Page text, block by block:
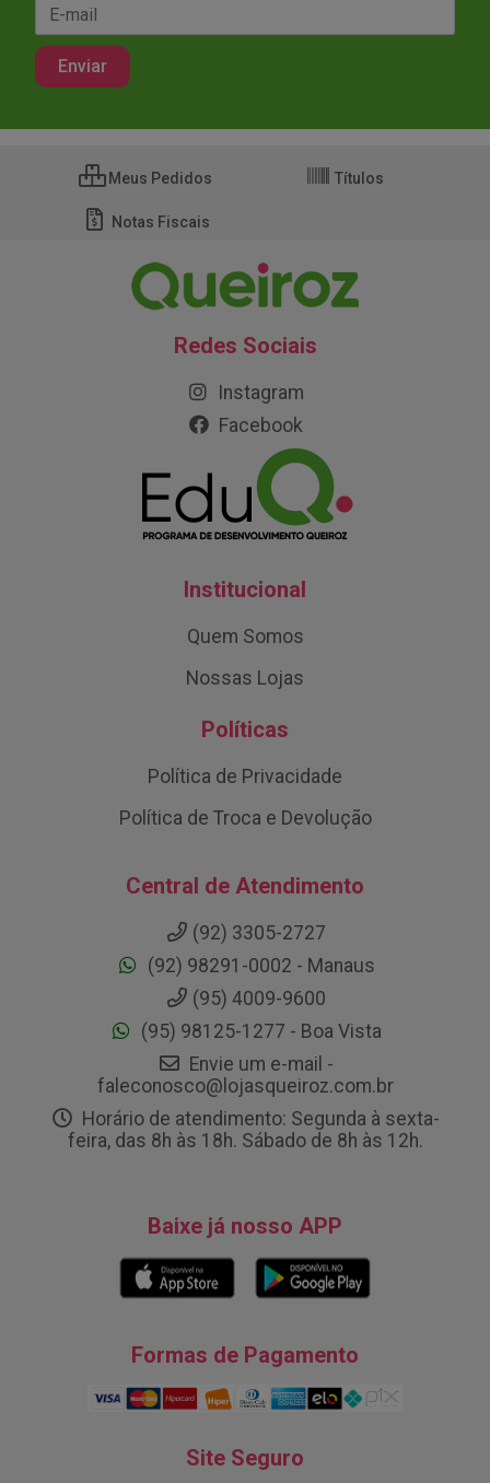
Meus Pedidos Títulos
Notas Fiscais
Redes Sociais
Instagram
Facebook
Institucional
Quem Somos
Nossas Lojas
Políticas
Política de Privacidade
Política de Troca e Devolução
Central de Atendimento
(92) 3305-2727
(92) 98291-0002 - Manaus
(95) 4009-9600
(95) 98125-1277 - Boa Vista
Envie um e-mail -
faleconosco@lojasqueiroz.com.br
Horário de atendimento: Segunda à sexta-
feira, das 8h às 18h. Sábado de 8h às 12h.
Baixe já nosso APP
Formas de Pagamento
Site Seguro